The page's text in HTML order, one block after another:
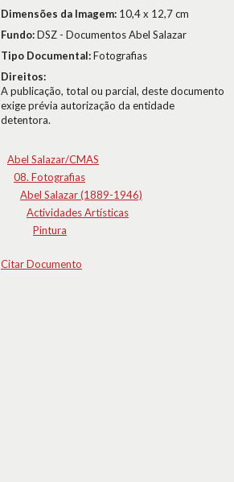
Dimensões da Imagem: 10,4 x 12,7 cm
Fundo:DSZ - Documentos Abel Salazar
Tipo Documental:Fotografias
Direitos:
A publicação, total ou parcial, deste documento
exige prévia autorização da entidade
detentora.
Abel Salazar/CMAS
08. Fotografias
Abel Salazar (1889-1946)
Actividades Artísticas
Pintura
Citar Documento